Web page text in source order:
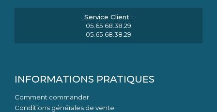
05.65.68.38.29
05.65.68.38.29
INFORMATIONS PRATIQUES
Comment commander
Conditions générales de vente